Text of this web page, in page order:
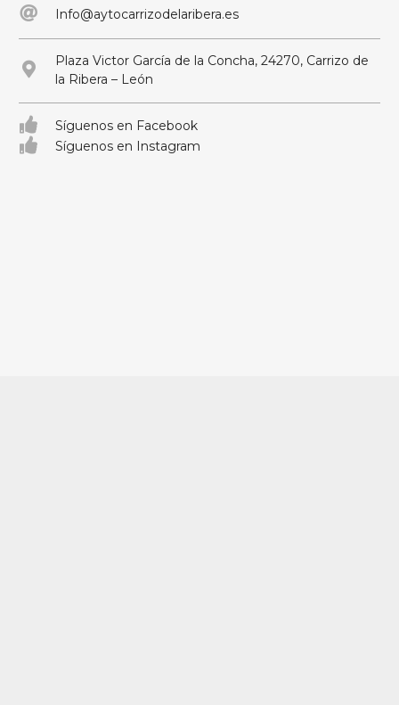
Info@aytocarrizodelaribera.es
Plaza Victor García de la Concha, 24270, Carrizo de
la Ribera – León
Síguenos en Facebook
Síguenos en Instagram